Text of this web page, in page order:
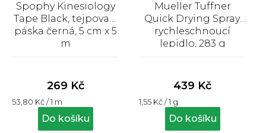
Spophy Kinesiology
Tape Black, tejpovací
páska černá, 5 cm x 5
m
produktu
4,9
269 Kč
Měrná
53,80 Kč / 1 m
Do košíku
Mueller Tuffner
Quick Drying Spray,
rychleschnoucí
lepidlo, 283 g
produktu
4,8
439 Kč
Měrná
1,55 Kč / 1 g
Do košíku